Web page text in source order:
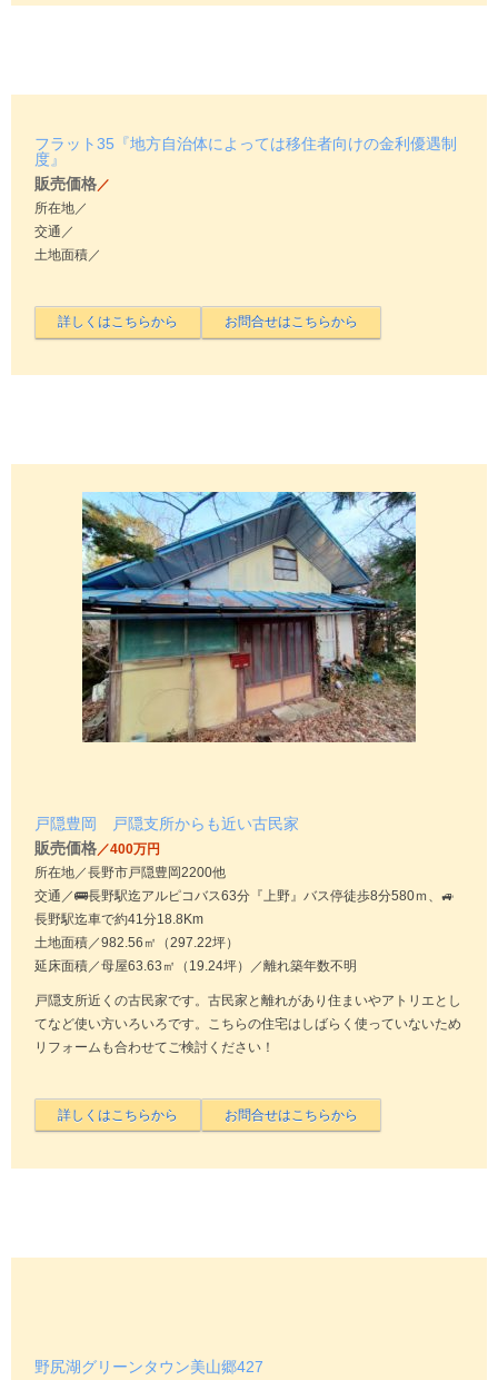
フラット35『地方自治体によっては移住者向けの金利優遇制
度』
販売価格 ／
所在地／
交通／
土地面積／
戸隠豊岡 戸隠支所からも近い古民家
販売価格／400万円
所在地／長野市戸隠豊岡2200他
交通／🚌長野駅迄アルピコバス63分『上野』バス停徒歩8分580ｍ、🚙
長野駅迄車で約41分18.8Km
土地面積／982.56㎡（297.22坪）
延床面積／母屋63.63㎡（19.24坪）／離れ築年数不明
戸隠支所近くの古民家です。古民家と離れがあり住まいやアトリエとし
てなど使い方いろいろです。こちらの住宅はしばらく使っていないため
リフォームも合わせてご検討ください！
野尻湖グリーンタウン美山郷427